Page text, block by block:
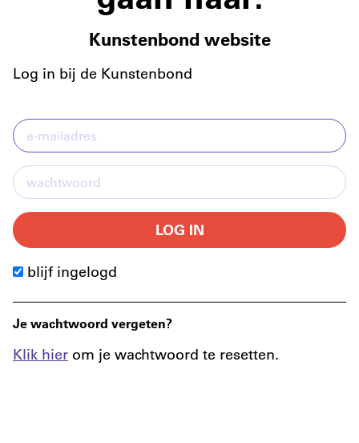
Kunstenbond website
Log in bij de Kunstenbond
LOG IN
blijf ingelogd
Je wachtwoord vergeten?
Klik hier om je wachtwoord te resetten.